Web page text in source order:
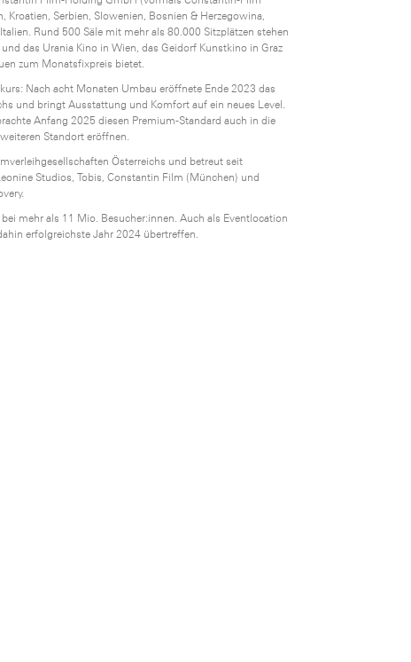
Serbien, Slowenien, Bosnien & Herzegowina,
Rund 500 Säle mit mehr als 80.000 Sitzplätzen stehen
das Urania Kino in Wien, das Geidorf Kunstkino in Graz
zum Monatsfixpreis bietet.
Nach acht Monaten Umbau eröffnete Ende 2023 das
und bringt Ausstattung und Komfort auf ein neues Level.
Anfang 2025 diesen Premium-Standard auch in die
Standort eröffnen.
Österreichs und betreut seit
Studios, Tobis, Constantin Film (München) und
mehr als 11 Mio. Besucher:innen. Auch als Eventlocation
erfolgreichste Jahr 2024 übertreffen.